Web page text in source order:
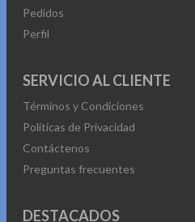
Pedidos
Perfil
SERVICIO AL CLIENTE
Términos y Condiciones
Políticas de Privacidad
Contáctenos
Preguntas frecuentes
DESTACADOS